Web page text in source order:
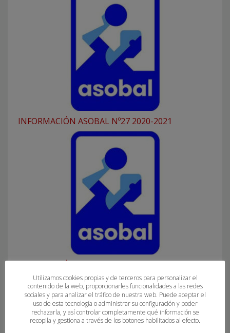
INFORMACIÓN ASOBAL Nº27 2020-2021
Utilizamos cookies propias y de terceros para personalizar el
contenido de la web, proporcionarles funcionalidades a las redes
sociales y para analizar el tráfico de nuestra web. Puede aceptar el
uso de esta tecnología o administrar su configuración y poder
rechazarla, y así controlar completamente qué información se
recopila y gestiona a través de los botones habilitados al efecto.